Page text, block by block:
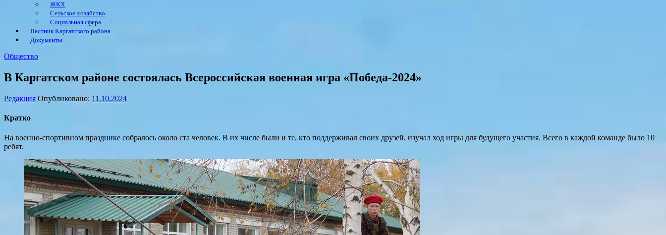
ЖКХ
Сельское хозяйство
Социальная сфера
Вестник Каргатского района
Документы
Общество
В Каргатском районе состоялась Всероссийская военная игра «Победа-2024»
Редакция Опубликовано: 11.10.2024
Кратко
На военно-спортивном празднике собралось около ста человек. В их числе были и те, кто поддерживал своих друзей, изучал ход игры для будущего участия. Всего в каждой команде было 10
ребят.